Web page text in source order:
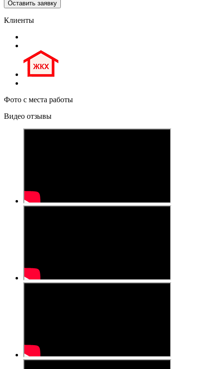
Клиенты
Фото с места работы
Видео отзывы